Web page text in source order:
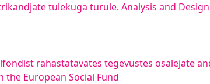
tulekuga turule. Analysis and
rahastatavates tegevustes osalejate
the European Social Fund